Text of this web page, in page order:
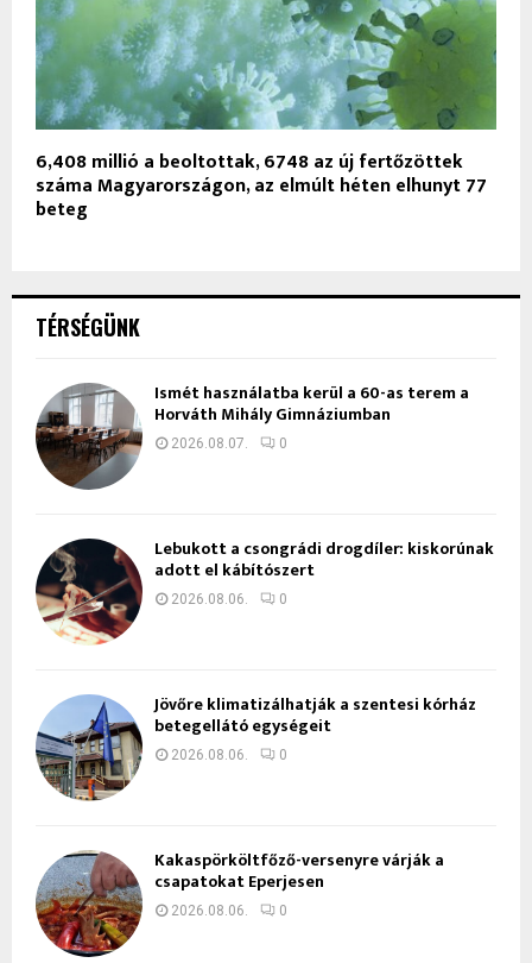
6,408 millió a beoltottak, 6748 az új fertőzöttek
száma Magyarországon, az elmúlt héten elhunyt 77
beteg
TÉRSÉGÜNK
Ismét használatba kerül a 60-as terem a
Horváth Mihály Gimnáziumban
2026.08.07. 0
Lebukott a csongrádi drogdíler: kiskorúnak
adott el kábítószert
2026.08.06. 0
Jövőre klimatizálhatják a szentesi kórház
betegellátó egységeit
2026.08.06. 0
Kakaspörköltfőző-versenyre várják a
csapatokat Eperjesen
2026.08.06. 0